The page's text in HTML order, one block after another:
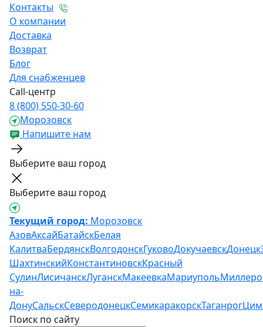
Контакты
О компании
Доставка
Возврат
Блог
Для снабженцев
Call-центр
8 (800) 550-30-60
Морозовск
Напишите нам
Выберите ваш город
Выберите ваш город
Текущий город: Морозовск
АзовАксайБатайскБелая
КалитваБердянскВолгодонскГуковоДокучаевскДонецк
ШахтинскийКонстантиновскКрасный
СулинЛисичанскЛуганскМакеевкаМариуполь
на-
ДонуСальскСеверодонецкСемикаракорскТаганрог
Поиск по сайту